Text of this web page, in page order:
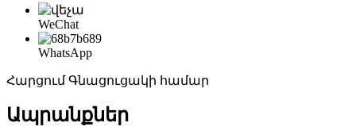
WeChat
WhatsApp
Հարցում Գնացուցակի համար
Ապրանքներ